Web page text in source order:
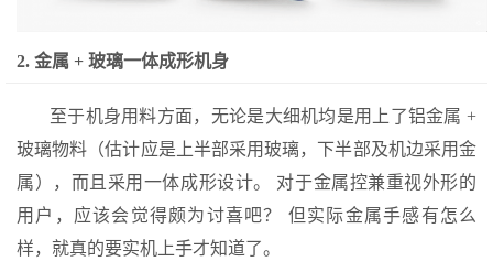
2. 金属 + 玻璃一体成形机身
至于机身用料方面，无论是大细机均是用上了铝金属 +
玻璃物料（估计应是上半部采用玻璃，下半部及机边采用金
属），而且采用一体成形设计。 对于金属控兼重视外形的
用户，应该会觉得颇为讨喜吧？ 但实际金属手感有怎么
样，就真的要实机上手才知道了。